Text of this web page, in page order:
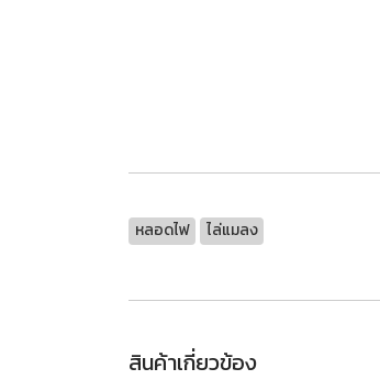
หลอดไฟ ไล่แมลง
สินค้าเกี่ยวข้อง